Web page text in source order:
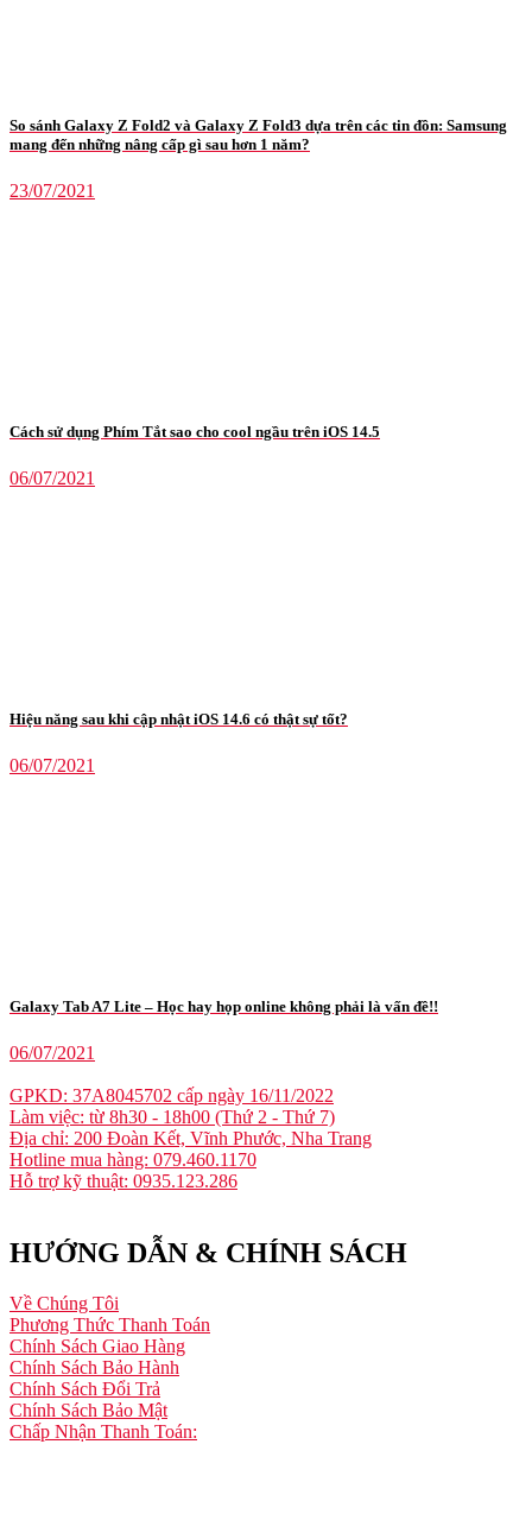
So sánh Galaxy Z Fold2 và Galaxy Z Fold3 dựa trên các tin đồn: Samsung
mang đến những nâng cấp gì sau hơn 1 năm?
23/07/2021
Cách sử dụng Phím Tắt sao cho cool ngầu trên iOS 14.5
06/07/2021
Hiệu năng sau khi cập nhật iOS 14.6 có thật sự tốt?
06/07/2021
Galaxy Tab A7 Lite – Học hay họp online không phải là vấn đề!!
06/07/2021
GPKD: 37A8045702 cấp ngày 16/11/2022
Làm việc: từ 8h30 - 18h00 (Thứ 2 - Thứ 7)
Địa chỉ: 200 Đoàn Kết, Vĩnh Phước, Nha Trang
Hotline mua hàng: 079.460.1170
Hỗ trợ kỹ thuật: 0935.123.286
HƯỚNG DẪN & CHÍNH SÁCH
Về Chúng Tôi
Phương Thức Thanh Toán
Chính Sách Giao Hàng
Chính Sách Bảo Hành
Chính Sách Đổi Trả
Chính Sách Bảo Mật
Chấp Nhận Thanh Toán: